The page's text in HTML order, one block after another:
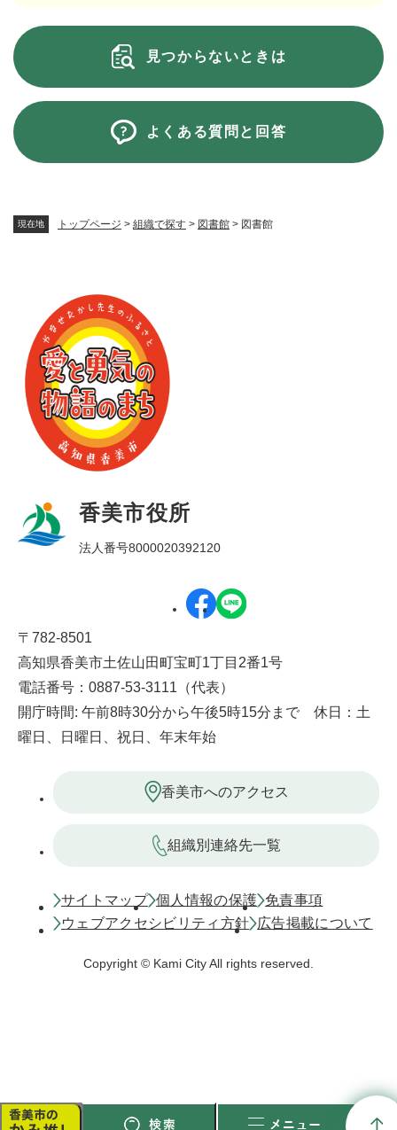
現在地 トップページ > 組織で探す > 図書館 > 図書館
見つからないときは
よくある質問と回答
香美市役所
法人番号8000020392120
〒782-8501
高知県香美市土佐山田町宝町1丁目2番1号
電話番号：0887-53-3111（代表）
開庁時間: 午前8時30分から午後5時15分まで 休日：土
曜日、日曜日、祝日、年末年始
香美市へのアクセス
組織別連絡先一覧
サイトマップ 個人情報の保護 免責事項
ウェブアクセシビリティ方針
広告掲載について
Copyright © Kami City All rights reserved.